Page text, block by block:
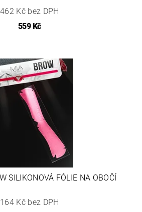
462 Kč bez DPH
559 Kč
SILIKONOVÁ FÓLIE NA OBOČÍ
164 Kč bez DPH